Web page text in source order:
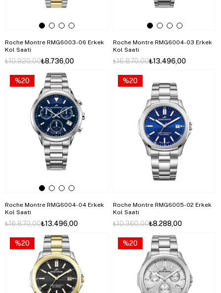
Roche Montre RMG6003-06 Erkek
Kol Saati
₺8.736,00
₺10.920,00
Roche Montre RMG6004-03 Erkek
Kol Saati
₺13.496,00
₺16.870,00
Roche Montre RMG6004-04 Erkek
Kol Saati
₺13.496,00
₺16.870,00
%20
Roche Montre RMG6005-02 Erkek
Kol Saati
₺8.288,00
₺10.360,00
%20
%20 %20